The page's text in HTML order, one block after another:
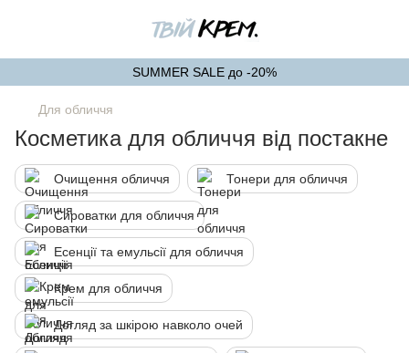
SUMMER SALE до -20%
Для обличчя
Косметика для обличчя від постакне
Очищення обличчя Тонери для обличчя
Сироватки для обличчя
Есенції та емульсії для обличчя
Крем для обличчя
Догляд за шкірою навколо очей